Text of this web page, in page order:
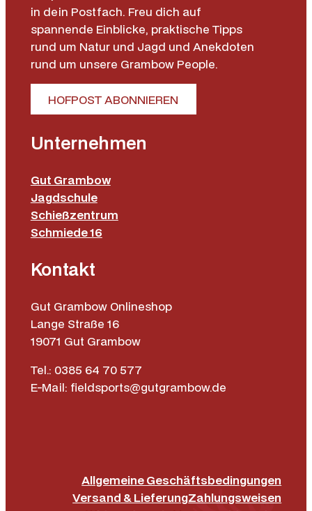
in dein Postfach. Freu dich auf
spannende Einblicke, praktische Tipps
rund um Natur und Jagd und Anekdoten
rund um unsere Grambow People.
HOFPOST ABONNIEREN
Unternehmen
Gut Grambow
Jagdschule
Schießzentrum
Schmiede 16
Kontakt
Gut Grambow Onlineshop
Lange Straße 16
19071 Gut Grambow
Tel.: 0385 64 70 577
E-Mail: fieldsports@gutgrambow.de
Allgemeine Geschäftsbedingungen
Versand & LieferungZahlungsweisen